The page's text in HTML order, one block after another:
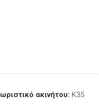
ακινήτου: K35